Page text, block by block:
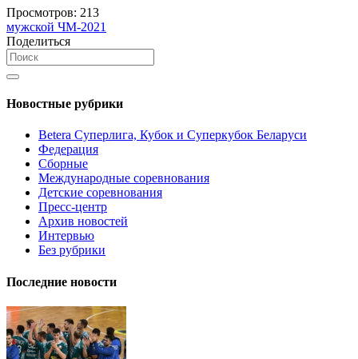
Просмотров: 213
мужской ЧМ-2021
Поделиться
Новостные рубрики
Betera Суперлига, Кубок и Суперкубок Беларуси
Федерация
Сборные
Международные соревнования
Детские соревнования
Пресс-центр
Архив новостей
Интервью
Без рубрики
Последние новости